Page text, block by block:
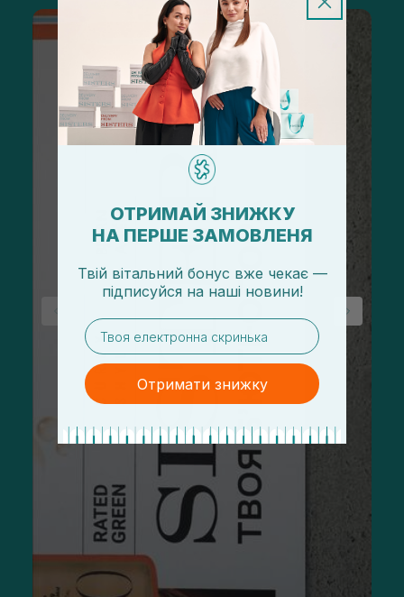
ОТРИМАЙ ЗНИЖКУ
НА ПЕРШЕ ЗАМОВЛЕНЯ
Твій вітальний бонус вже чекає —
підписуйся на наші новини!
email
Отримати знижку